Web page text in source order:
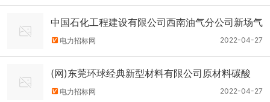
中国石化工程建设有限公司西南油气分公司新场气
田雷四气藏产BEPC16台开式冷却塔招标公告2022-04-27
电力招标网
(网)东莞环球经典新型材料有限公司原材料碳酸
钙，白云砂招标项目资格预审公告
2022-04-27
电力招标网